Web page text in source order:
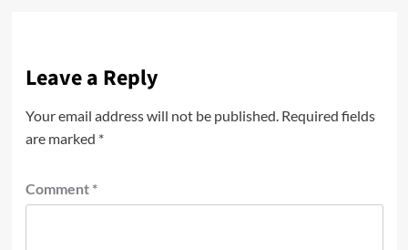
Leave a Reply
Your email address will not be published. Required fields
are marked *
Comment *